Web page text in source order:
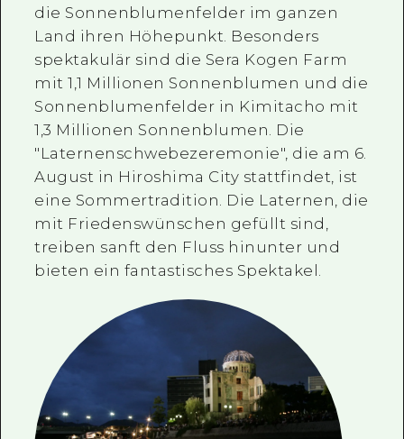
die Sonnenblumenfelder im ganzen
Land ihren Höhepunkt. Besonders
spektakulär sind die Sera Kogen Farm
mit 1,1 Millionen Sonnenblumen und die
Sonnenblumenfelder in Kimitacho mit
1,3 Millionen Sonnenblumen. Die
"Laternenschwebezeremonie", die am 6.
August in Hiroshima City stattfindet, ist
eine Sommertradition. Die Laternen, die
mit Friedenswünschen gefüllt sind,
treiben sanft den Fluss hinunter und
bieten ein fantastisches Spektakel.